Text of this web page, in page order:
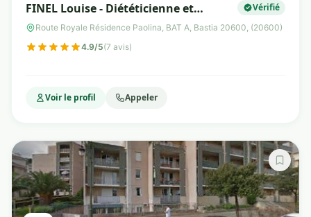
FINEL Louise - Diététicienne et
Sophrologue
Vérifié
Route Royale Résidence Paolina, BAT A, Bastia 20600, (20600)
4.9/5(7 avis)
Voir le profil Appeler